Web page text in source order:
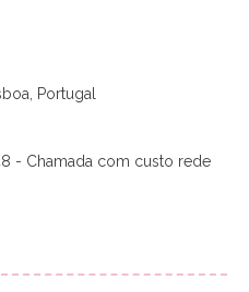
Portugal
- Chamada com custo rede